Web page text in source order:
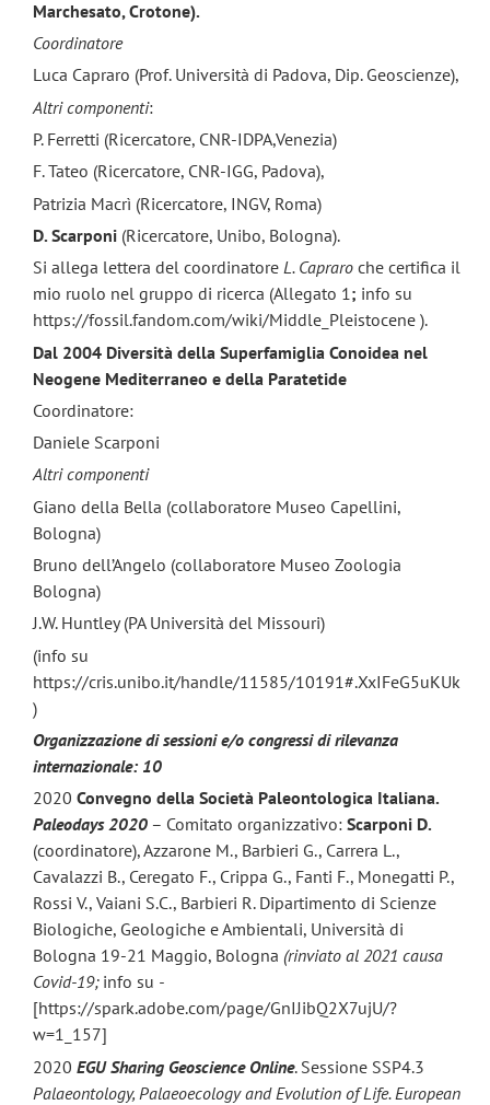
Marchesato, Crotone).
Coordinatore
Luca Capraro (Prof. Università di Padova, Dip. Geoscienze),
Altri componenti:
P. Ferretti (Ricercatore, CNR-IDPA,Venezia)
F. Tateo (Ricercatore, CNR-IGG, Padova),
Patrizia Macrì (Ricercatore, INGV, Roma)
D. Scarponi (Ricercatore, Unibo, Bologna).
Si allega lettera del coordinatoreL. Capraro che certifica il
mio ruolo nel gruppo di ricerca (Allegato 1; info su
https://fossil.fandom.com/wiki/Middle_Pleistocene ).
Dal 2004 Diversità della Superfamiglia Conoidea nel
Neogene Mediterraneo e della Paratetide
Coordinatore:
Daniele Scarponi
Altri componenti
Giano della Bella (collaboratore Museo Capellini,
Bologna)
Bruno dell’Angelo (collaboratore Museo Zoologia
Bologna)
J.W. Huntley (PA Università del Missouri)
(info su
https://cris.unibo.it/handle/11585/10191#.XxIFeG5uKUk
)
Organizzazione di sessioni e/o congressi di rilevanza
internazionale: 10
2020Convegno della Società Paleontologica Italiana.
Paleodays 2020 – Comitato organizzativo:Scarponi D.
(coordinatore), Azzarone M., Barbieri G., Carrera L.,
Cavalazzi B., Ceregato F., Crippa G., Fanti F., Monegatti P.,
Rossi V., Vaiani S.C., Barbieri R. Dipartimento di Scienze
Biologiche, Geologiche e Ambientali, Università di
Bologna 19-21 Maggio, Bologna(rinviato al 2021 causa
Covid-19; info su -
[https://spark.adobe.com/page/GnIJibQ2X7ujU/?
w=1_157]
2020EGU Sharing Geoscience Online. Sessione SSP4.3
Palaeontology, Palaeoecology and Evolution of Life. European